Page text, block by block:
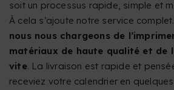
soit un processus rapide, simple et
À cela s’ajoute notre service complet.
nous nous chargeons de
matériaux de haute qualité et de
vite. La livraison est rapide et
receviez votre calendrier en